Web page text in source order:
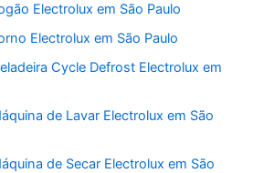
Electrolux em São Paulo
Electrolux em São Paulo
Cycle Defrost Electrolux em
de Lavar Electrolux em São
de Secar Electrolux em São